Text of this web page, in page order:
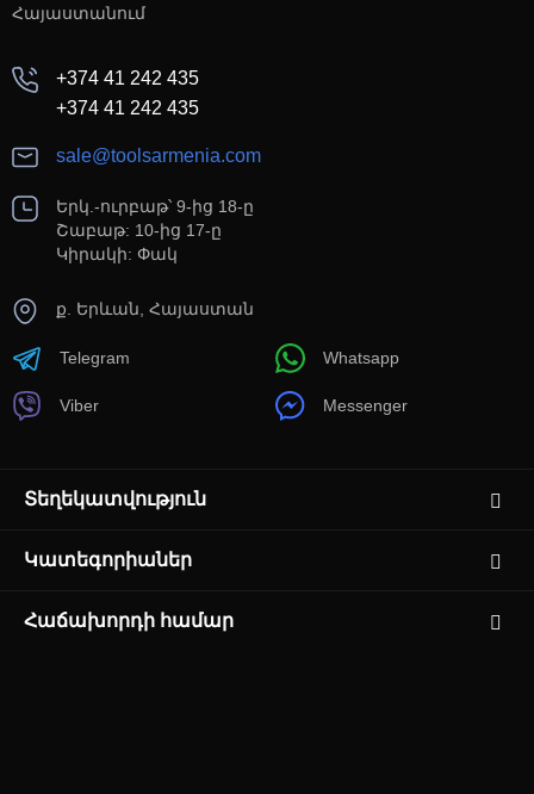
Հայաստանում
+374 41 242 435
+374 41 242 435
sale@toolsarmenia.com
Երկ.-ուրբաթ՝ 9-ից 18-ը
Շաբաթ: 10-ից 17-ը
Կիրակի: Փակ
ք. Երևան, Հայաստան
Telegram
Viber
Whatsapp
Messenger
Տեղեկատվություն
Կատեգորիաներ
Հաճախորդի համար